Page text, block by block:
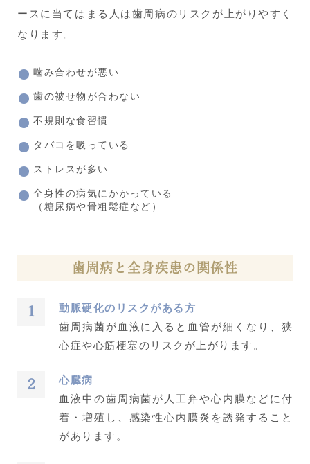
ースに当てはまる人は歯周病のリスクが上がりやすく
なります。
噛み合わせが悪い
歯の被せ物が合わない
不規則な食習慣
タバコを吸っている
ストレスが多い
全身性の病気にかかっている
（糖尿病や骨粗鬆症など）
歯周病と全身疾患の関係性
動脈硬化のリスクがある方
歯周病菌が血液に入ると血管が細くなり、狭
心症や心筋梗塞のリスクが上がります。
心臓病
血液中の歯周病菌が人工弁や心内膜などに付
着・増殖し、感染性心内膜炎を誘発すること
があります。